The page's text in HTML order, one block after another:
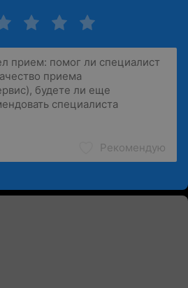
Рекомендую